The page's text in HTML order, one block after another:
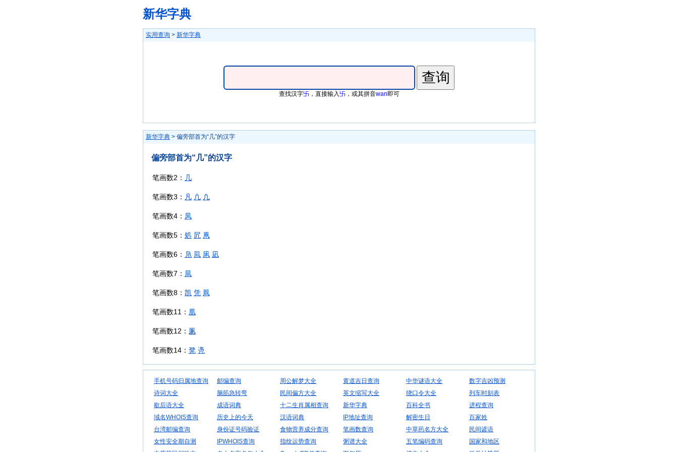
新华字典
实用查询 > 新华字典
查找汉字卐 ，直接输入卐 ，或其拼音wan即可
新华字典 > 偏旁部首为“几”的汉字
偏旁部首为“几”的汉字
笔画数2： 几
笔画数3： 凡 凣 凢
笔画数4： 凤
笔画数5： 処 凥 凧
笔画数6： 凫 凨 凩 凪
笔画数7： 凬
笔画数8： 凯 凭 凮
笔画数11： 凰
笔画数12： 凲
笔画数14： 凳 凴
手机号码归属地查询 邮编查询 周公解梦大全 黄道吉日查询 中华谜语大全
数字吉凶预测
诗词大全
脑筋急转弯 民间偏方大全 英文缩写大全 绕口令大全
列车时刻表
歇后语大全
成语词典 十二生肖属相查询 新华字典 百科全书
进程查询
域名WHOIS查询
历史上的今天 汉语词典 IP地址查询 解密生日
百家姓
台湾邮编查询
身份证号码验证 食物营养成分查询 笔画数查询 中草药名方大全
民间谚语
女性安全期自测
IPWHOIS查询 指纹运势查询 粥谱大全 五笔编码查询
国家和地区